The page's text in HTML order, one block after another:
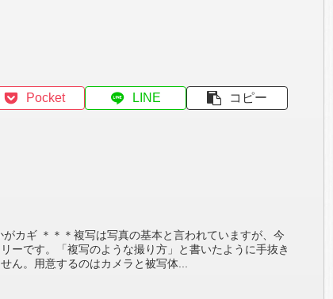
Pocket LINE コピー
カギ ＊＊＊複写は写真の基本と言われていますが、今
ーです。「複写のような撮り方」と書いたように手抜き
ん。用意するのはカメラと被写体...